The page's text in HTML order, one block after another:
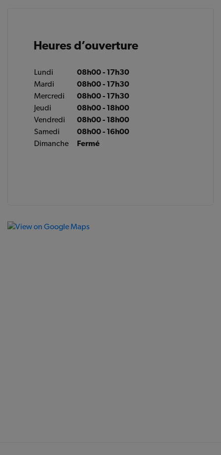
Heures d’ouverture
Lundi
08h00 - 17h30
Mardi
08h00 - 17h30
Mercredi
08h00 - 17h30
Jeudi
08h00 - 18h00
Vendredi
08h00 - 18h00
Samedi
08h00 - 16h00
Dimanche
Fermé